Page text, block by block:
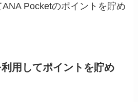
Pocketのポイントを貯め
利用してポイントを貯め